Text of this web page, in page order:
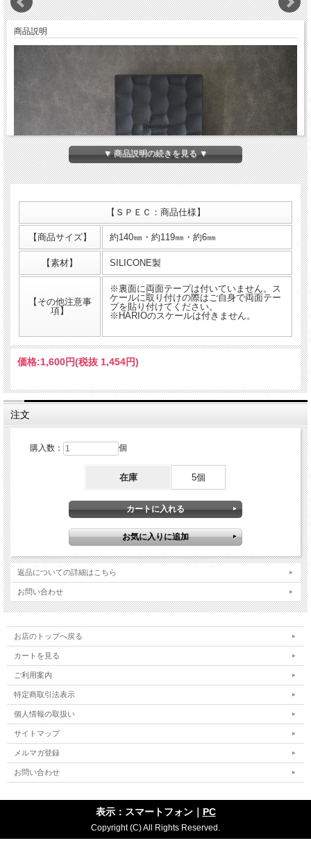
商品説明
新 ITA NAGURI MAT HARIO用（SILICONE）
くなり反りもなくお求めやすくなりましたので買い換えの際などには是非よろしく
お願いします。
ープを貼り付けてください。※HARIOのスケールは付きません。
▼ 商品説明の続きを見る ▼
【ＳＰＥＣ：商品仕様】
【商品サイズ】 約140㎜・約119㎜・約6㎜
【素材】 SILICONE製
【その他注意事
項】
※裏面に両面テープは付いていません。ス
ケールに取り付けの際はご自身で両面テー
プを貼り付けてください。
※HARIOのスケールは付きません。
価格:1,600円(税抜 1,454円)
注文
購入数： 個
在庫 5個
返品についての詳細はこちら
お問い合わせ
お店のトップへ戻る
カートを見る
ご利用案内
特定商取引法表示
個人情報の取扱い
サイトマップ
メルマガ登録
お問い合わせ
表示：スマートフォン｜ PC
Copyright (C) All Rights Reserved.